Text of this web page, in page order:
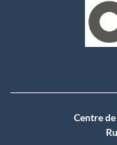
Centre